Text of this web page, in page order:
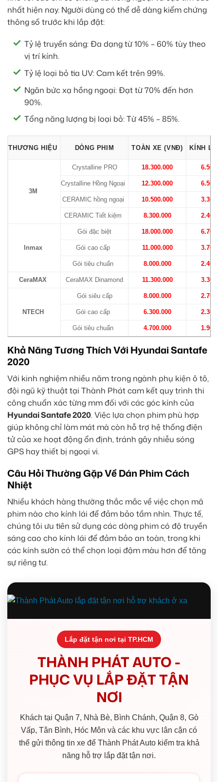
nhất hiện nay. Người dùng có thể dễ dàng kiểm chứng
thông số trước khi lắp đặt:
Tỷ lệ truyền sáng: Đa dạng từ 10% – 60% tùy theo
vị trí kính.
Tỷ lệ loại bỏ tia UV: Cam kết trên 99%.
Ngăn bức xạ hồng ngoại: Đạt từ 70% đến hơn
90%.
Tổng năng lượng bị loại bỏ: Từ 45% – 85%.
THƯƠNG HIỆU DÒNG PHIM TOÀN XE (VNĐ) KÍNH
3M
Crystalline PRO 18.300.000
Crystalline Hồng Ngoại 12.300.000
CERAMIC hồng ngoại 10.500.000
CERAMIC Tiết kiệm 8.300.000
Inmax
Gói đặc biệt 18.000.000
Gói cao cấp 11.000.000
Gói tiêu chuẩn 8.000.000
CeraMAX CeraMAX Dinamond 11.300.000
NTECH
Gói siêu cấp 8.000.000
Gói cao cấp 6.300.000
Gói tiêu chuẩn 4.700.000
Khả Năng Tương Thích Với Hyundai Santafe
2020
Với kinh nghiệm nhiều năm trong ngành phụ kiện ô tô,
đội ngũ kỹ thuật tại Thành Phát cam kết quy trình thi
công chuẩn xác từng mm đối với các góc kính của
Hyundai Santafe 2020. Việc lựa chọn phim phù hợp
giúp không chỉ làm mát mà còn hỗ trợ hệ thống điện
tử của xe hoạt động ổn định, tránh gây nhiễu sóng
GPS hay thiết bị ngoại vi.
Câu Hỏi Thường Gặp Về Dán Phim Cách
Nhiệt
Nhiều khách hàng thường thắc mắc về việc chọn mã
phim nào cho kính lái để đảm bảo tầm nhìn. Thực tế,
chúng tôi ưu tiên sử dụng các dòng phim có độ truyền
sáng cao cho kính lái để đảm bảo an toàn, trong khi
các kính sườn có thể chọn loại đậm màu hơn để tăng
sự riêng tư.
Lắp đặt tận nơi tại TP.HCM
THÀNH PHÁT AUTO -
PHỤC VỤ LẮP ĐẶT TẬN
NƠI
Khách tại Quận 7, Nhà Bè, Bình Chánh, Quận 8, Gò
Vấp, Tân Bình, Hóc Môn và các khu vực lân cận có
thể gửi thông tin xe để Thành Phát Auto kiểm tra khả
năng hỗ trợ lắp đặt tận nơi.